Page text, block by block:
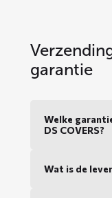
garantie
Welke
DS COVERS?
Wat is de